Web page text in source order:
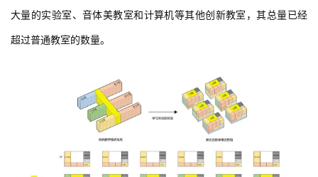
室
大量的实验室、音体美教室和计算机等其他创新教室，其总量已经
超过普通教室的数量。